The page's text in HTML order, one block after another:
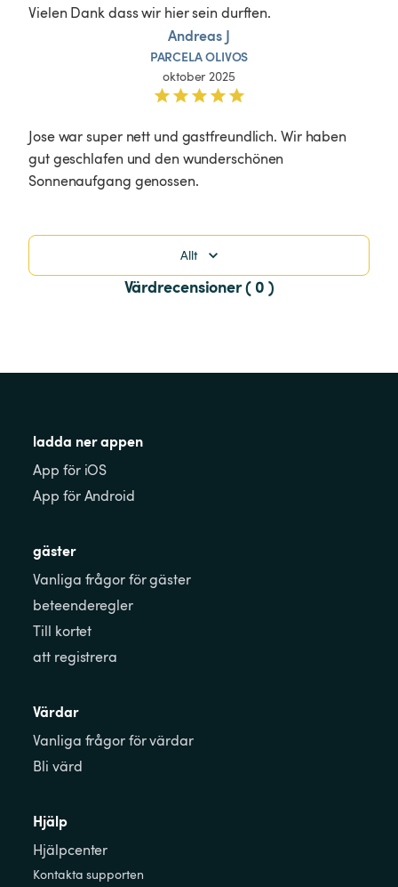
Vielen Dank dass wir hier sein durften.
Andreas J
PARCELAOLIVOS
oktober 2025
Jose war super nett und gastfreundlich. Wir haben
gut geschlafen und den wunderschönen
Sonnenaufgang genossen.
Allt
Värdrecensioner ( 0 )
ladda ner appen
App för iOS
App för Android
gäster
Vanliga frågor för gäster
beteenderegler
Till kortet
att registrera
Värdar
Vanliga frågor för värdar
Bli värd
Hjälp
Hjälpcenter
Kontakta supporten